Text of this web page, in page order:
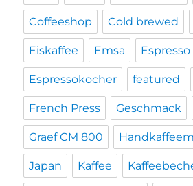
Coffeeshop Cold brewed
Eiskaffee Emsa Espresso
Espressokocher featured
French Press Geschmack
Graef CM 800
Japan Kaffee